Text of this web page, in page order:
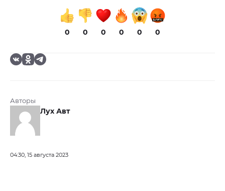
0 0 0 0 0 0
Авторы
Лух Авт
04:30, 15 августа 2023